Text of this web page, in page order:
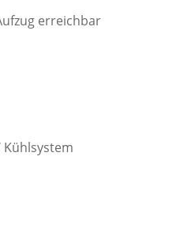
erreichbar
Kühlsystem